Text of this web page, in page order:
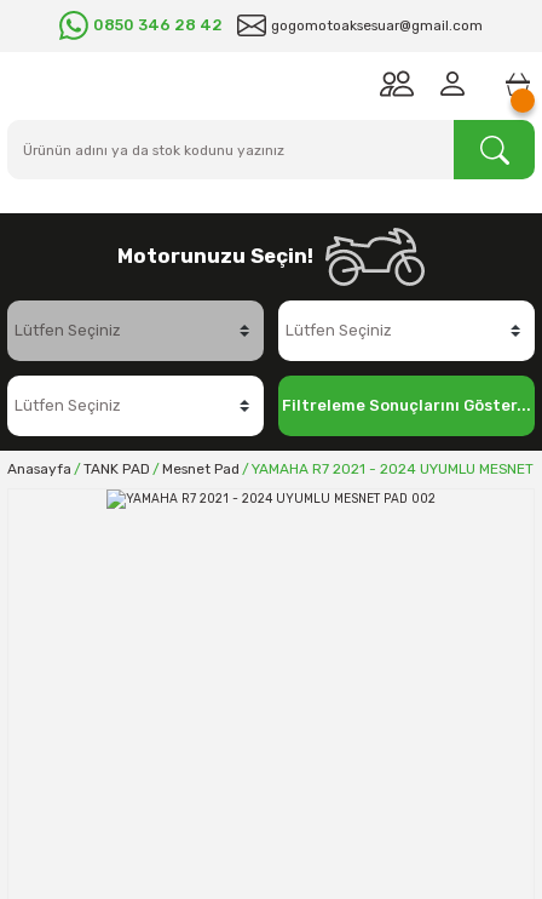
0850 346 28 42 gogomotoaksesuar@gmail.com
Motorunuzu Seçin!
Filtreleme Sonuçlarını Göster...
Anasayfa TANK PAD Mesnet Pad YAMAHA R7 2021 - 2024 UYUMLU MESNET